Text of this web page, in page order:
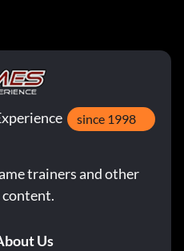
since 1998
trainers and other
Us